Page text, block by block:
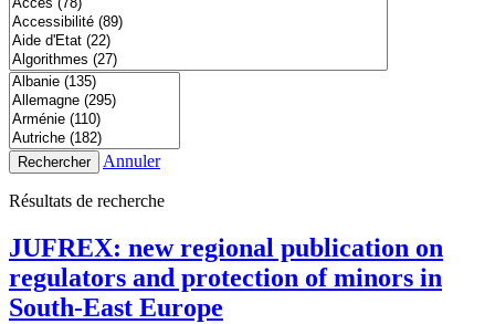
Rechercher Annuler
Résultats de recherche
JUFREX: new regional publication on
regulators and protection of minors in
South-East Europe